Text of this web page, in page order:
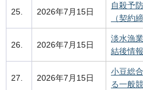
25. 2026年7月15日
自殺予
（契約
26. 2026年7月15日
淡水漁
結後情報
27. 2026年7月15日
小豆総
る一般